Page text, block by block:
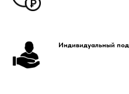
Индивидуальный